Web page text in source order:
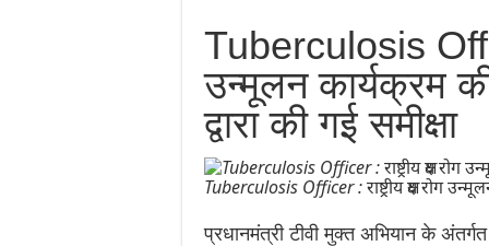
Tuberculosis
उन्मूलन कार्यक्रम
द्वारा की गई समीक्षा
Tuberculosis Officer : राष्ट्रीय क्षय रोग
प्रधानमंत्री टीवी मुक्त अभियान के अंतर्गत